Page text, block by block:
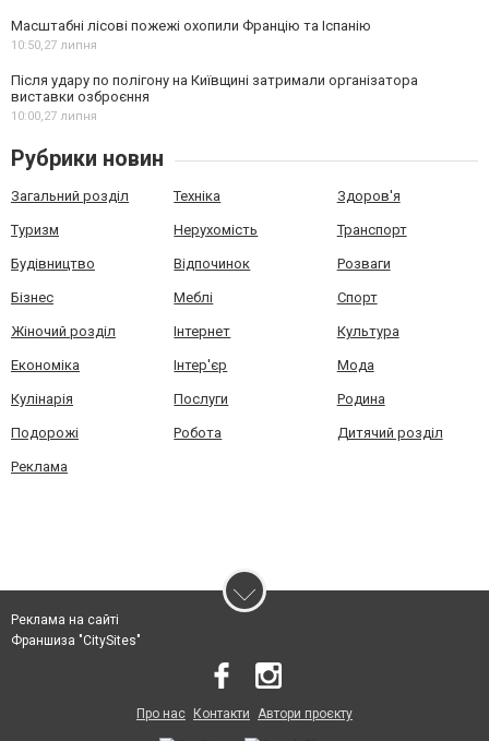
Масштабні лісові пожежі охопили Францію та Іспанію
10:50,27 липня
Після удару по полігону на Київщині затримали організатора
виставки озброєння
10:00,27 липня
Рубрики новин
Загальний розділ Техніка Здоров'я
Туризм Нерухомість Транспорт
Будівництво Відпочинок Розваги
Бізнес Меблі Спорт
Жіночий розділ Інтернет Культура
Економіка Інтер'єр Мода
Кулінарія Послуги Родина
Подорожі Робота Дитячий розділ
Реклама
Реклама на сайті
Франшиза "CitySites"
Про нас Контакти Автори проєкту